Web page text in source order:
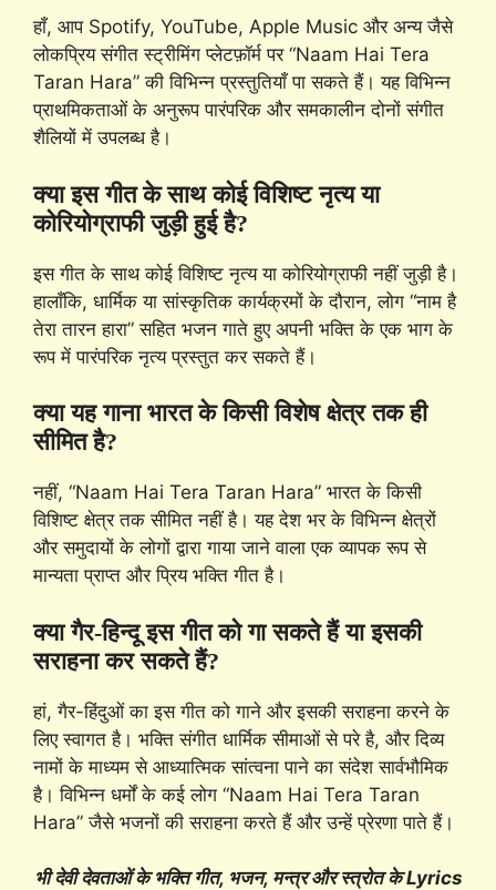
हाँ, आप Spotify, YouTube, Apple Music और अन्य जैसे
लोकप्रिय संगीत स्ट्रीमिंग प्लेटफ़ॉर्म पर “Naam Hai Tera
Taran Hara” की विभिन्न प्रस्तुतियाँ पा सकते हैं। यह विभिन्न
प्राथमिकताओं के अनुरूप पारंपरिक और समकालीन दोनों संगीत
शैलियों में उपलब्ध है।
क्या इस गीत के साथ कोई विशिष्ट नृत्य या
कोरियोग्राफी जुड़ी हुई है?
इस गीत के साथ कोई विशिष्ट नृत्य या कोरियोग्राफी नहीं जुड़ी है।
हालाँकि, धार्मिक या सांस्कृतिक कार्यक्रमों के दौरान, लोग “नाम है
तेरा तारन हारा” सहित भजन गाते हुए अपनी भक्ति के एक भाग के
रूप में पारंपरिक नृत्य प्रस्तुत कर सकते हैं।
क्या यह गाना भारत के किसी विशेष क्षेत्र तक ही
सीमित है?
नहीं, “Naam Hai Tera Taran Hara” भारत के किसी
विशिष्ट क्षेत्र तक सीमित नहीं है। यह देश भर के विभिन्न क्षेत्रों
और समुदायों के लोगों द्वारा गाया जाने वाला एक व्यापक रूप से
मान्यता प्राप्त और प्रिय भक्ति गीत है।
क्या गैर-हिन्दू इस गीत को गा सकते हैं या इसकी
सराहना कर सकते हैं?
हां, गैर-हिंदुओं का इस गीत को गाने और इसकी सराहना करने के
लिए स्वागत है। भक्ति संगीत धार्मिक सीमाओं से परे है, और दिव्य
नामों के माध्यम से आध्यात्मिक सांत्वना पाने का संदेश सार्वभौमिक
है। विभिन्न धर्मों के कई लोग “Naam Hai Tera Taran
Hara” जैसे भजनों की सराहना करते हैं और उन्हें प्रेरणा पाते हैं।
भी देवी देवताओं के भक्ति गीत, भजन, मन्त्र और स्त्रोत के Lyrics